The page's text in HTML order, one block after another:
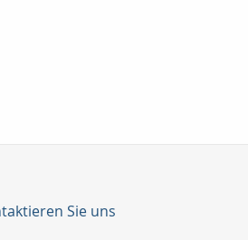
Sie uns